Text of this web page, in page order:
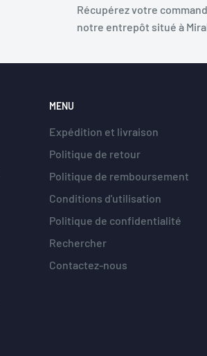
Récupérez votre
notre entrepôt situé à
MENU
Expédition et livraison
Politique de retour
Politique de remboursement
Conditions d'utilisation
Politique de confidentialité
Rechercher
Contactez-nous